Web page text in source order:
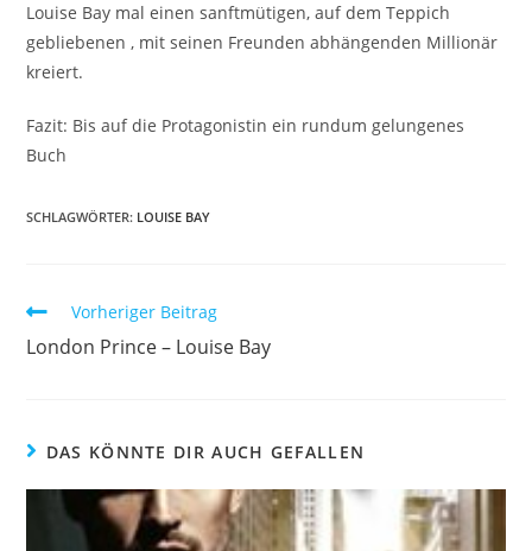
Louise Bay mal einen sanftmütigen, auf dem Teppich
gebliebenen , mit seinen Freunden abhängenden Millionär
kreiert.
Fazit: Bis auf die Protagonistin ein rundum gelungenes
Buch
SCHLAGWÖRTER: LOUISE BAY
Vorheriger Beitrag
London Prince – Louise Bay
DAS KÖNNTE DIR AUCH GEFALLEN